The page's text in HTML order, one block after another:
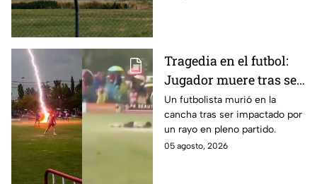
Tragedia en el futbol:
Jugador muere tras ser
impactado por un rayo
en pleno partido
Un futbolista murió en la
cancha tras ser impactado por
un rayo en pleno partido.
05 agosto, 2026